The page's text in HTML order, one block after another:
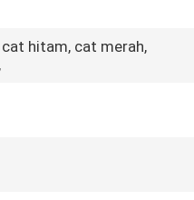
hitam, cat merah,